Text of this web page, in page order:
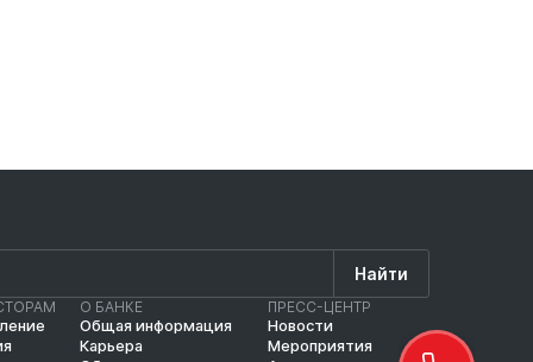
Найти
О БАНКЕ
Общая информация
Карьера
ПРЕСС-ЦЕНТР
Новости
Мероприятия